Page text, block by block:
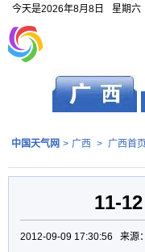
今天是2026年8月8日 星期六
中国天气网 > 广西 > 广西首页
11-
2012-09-09 17:30:56 来源：